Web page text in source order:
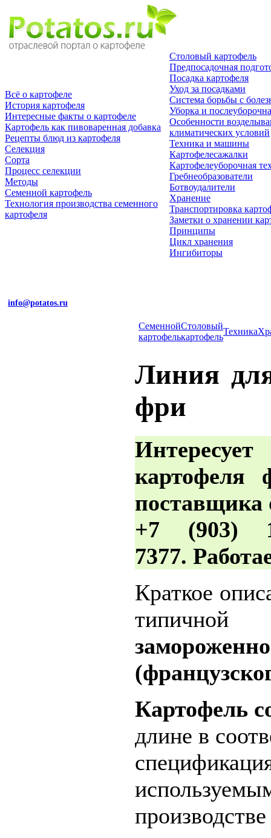
Всё о картофеле
История картофеля
Интересные факты о картофеле
Картофель как пивоваренная добавка
Рецепты блюд из картофеля
Селекция
Сорта
Процесс селекции
Методы
Семенной картофель
Технология производства семенного
картофеля
Столовый картофель
Предпосадочная
Посадка картофеля
Уход за посадками
Система борьбы с
Уборка и
Особенности
климатических условий
Техника и машины
Картофелесажалки
Картофелеуборочная
Гребнеобразователи
Ботвоудалители
Хранение
Транспортировка
Заметки о хранении
Принципы
Цикл хранения
Ингибиторы
info@potatos.ru
Cеменной
картофель
Столовый
картофель
Техника
Линия
фри
поставщика
+7 (903)
7377.
Краткое
типичной
Картофель
длине в